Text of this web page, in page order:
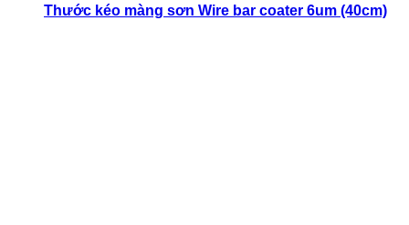
Thước kéo màng sơn Wire bar coater 6um (40cm)